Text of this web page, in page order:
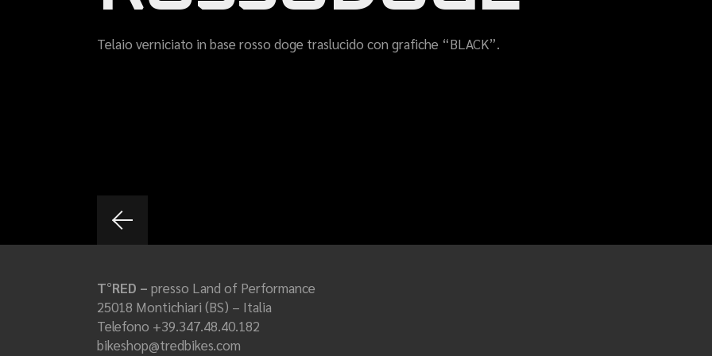
Telaio verniciato in base rosso doge traslucido con grafiche “BLACK”.
T°RED – presso Land of Performance
25018 Montichiari (BS) – Italia
Telefono +39.347.48.40.182
bikeshop@tredbikes.com